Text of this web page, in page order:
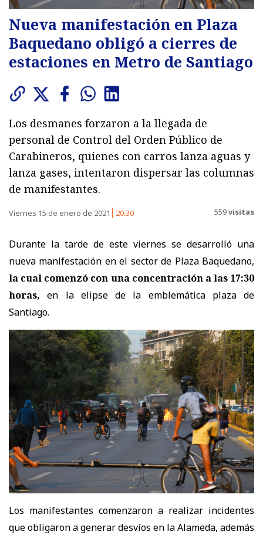
Nueva manifestación en Plaza
Baquedano obligó a cierres de
estaciones en Metro de Santiago
Los desmanes forzaron a la llegada de
personal de Control del Orden Público de
Carabineros, quienes con carros lanza aguas y
lanza gases, intentaron dispersar las columnas
de manifestantes.
Viernes 15 de enero de 2021 20:30 559visitas
Durante la tarde de este viernes se desarrolló una
nueva manifestación en el sector de Plaza Baquedano,
la cual comenzó con una concentración a las 17:30
horas, en la elipse de la emblemática plaza de
Santiago.
Los manifestantes comenzaron a realizar incidentes
que obligaron a generar desvíos en la Alameda, además